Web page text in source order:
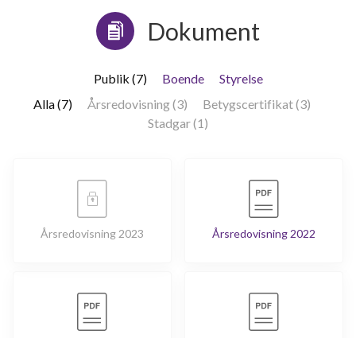
Dokument
Publik (7) Boende
Styrelse
Alla (7)
Årsredovisning (3)
Betygscertifikat (3)
Stadgar (1)
Årsredovisning 2023 Årsredovisning 2022